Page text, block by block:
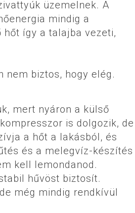
üzemelnek. A
mindig a
így a talajba vezeti,
nem biztos, hogy elég.
mert nyáron a külső
is dolgozik, de
a hőt a lakásból, és
és a melegvíz-készítés
kell lemondanod.
hűvöst biztosít.
még mindig rendkívül